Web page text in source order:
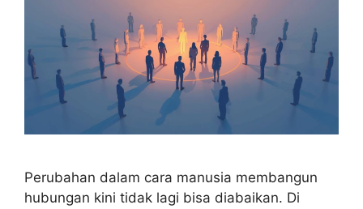
Perubahan dalam cara manusia membangun
hubungan kini tidak lagi bisa diabaikan. Di